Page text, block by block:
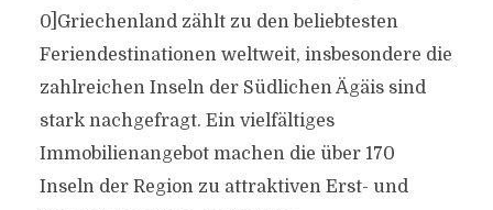
0]Griechenland zählt zu den beliebtesten
Feriendestinationen weltweit, insbesondere die
zahlreichen Inseln der Südlichen Ägäis sind
stark nachgefragt. Ein vielfältiges
Immobilienangebot machen die über 170
Inseln der Region zu attraktiven Erst- und